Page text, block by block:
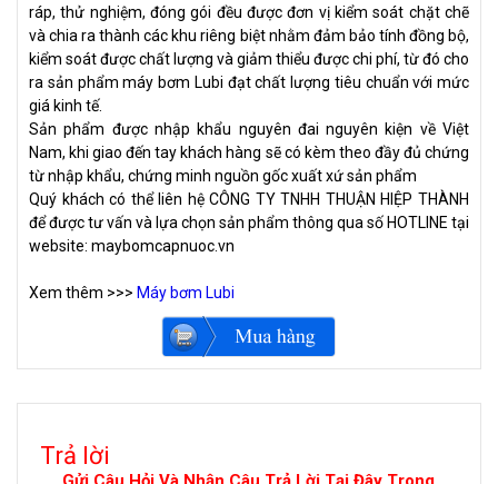
ráp, thử nghiệm, đóng gói đều được đơn vị kiểm soát chặt chẽ
và chia ra thành các khu riêng biệt nhằm đảm bảo tính đồng bộ,
kiểm soát được chất lượng và giảm thiểu được chi phí, từ đó cho
ra sản phẩm máy bơm Lubi đạt chất lượng tiêu chuẩn với mức
giá kinh tế.
Sản phẩm được nhập khẩu nguyên đai nguyên kiện về Việt
Nam, khi giao đến tay khách hàng sẽ có kèm theo đầy đủ chứng
từ nhập khẩu, chứng minh nguồn gốc xuất xứ sản phẩm
Quý khách có thể liên hệ CÔNG TY TNHH THUẬN HIỆP THÀNH
để được tư vấn và lựa chọn sản phẩm thông qua số HOTLINE tại
website: maybomcapnuoc.vn
Xem thêm >>> Máy bơm Lubi
Trả lời